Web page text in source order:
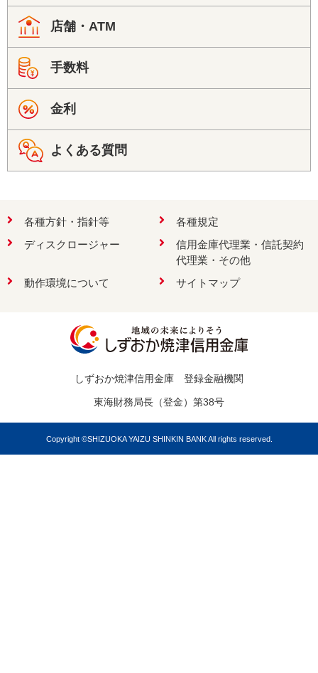
店舗・ATM
手数料
金利
よくある質問
各種方針・指針等
各種規定
ディスクロージャー
信用金庫代理業・信託契約
代理業・その他
動作環境について
サイトマップ
しずおか焼津信用金庫 登録金融機関
東海財務局長（登金）第38号
Copyright ©SHIZUOKA YAIZU SHINKIN BANK All rights reserved.